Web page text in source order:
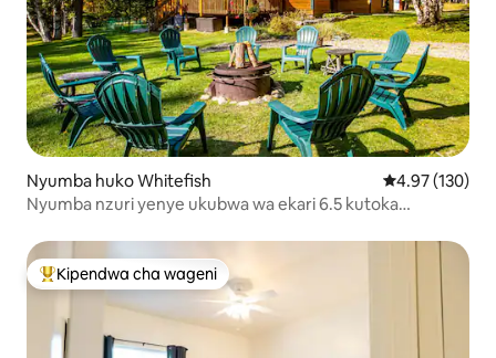
Nyumba huko Whitefish Ukadiriaji wa
4.97 (130)
Nyumba nzuri yenye ukubwa wa ekari 6.5 kutoka
Kipendwa maarufu cha wageni
Kipendwa cha wageni